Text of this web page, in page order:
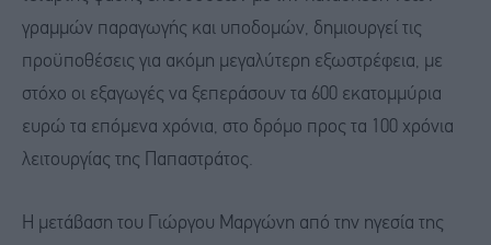
γραμμών παραγωγής και υποδομών, δημιουργεί τις
προϋποθέσεις για ακόμη μεγαλύτερη εξωστρέφεια, με
στόχο οι εξαγωγές να ξεπεράσουν τα 600 εκατομμύρια
ευρώ τα επόμενα χρόνια, στο δρόμο προς τα 100 χρόνια
λειτουργίας της Παπαστράτος.
Η μετάβαση του Γιώργου Μαργώνη από την ηγεσία της